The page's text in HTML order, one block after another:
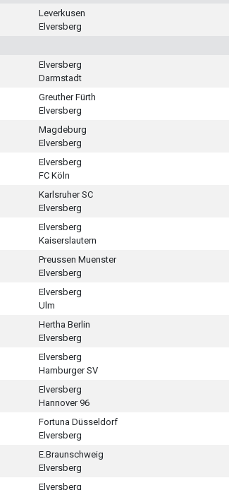
Leverkusen
Elversberg
Elversberg
Darmstadt
Greuther Fürth
Elversberg
Magdeburg
Elversberg
Elversberg
FC Köln
Karlsruher SC
Elversberg
Elversberg
Kaiserslautern
Preussen Muenster
Elversberg
Elversberg
Ulm
Hertha Berlin
Elversberg
Elversberg
Hamburger SV
Elversberg
Hannover 96
Fortuna Düsseldorf
Elversberg
E.Braunschweig
Elversberg
Elversberg